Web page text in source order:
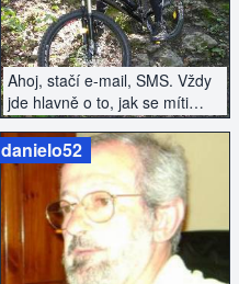
Ahoj, stačí e-mail, SMS. Vždy
jde hlavně o to, jak se míti
ještě lépe. Já podnikavý
sympatický 63 hledám v Praze
kamarádku podobného
názoru.
danielo52
ZOBRAZIT INZERÁT